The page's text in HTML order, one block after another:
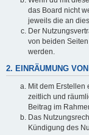
das Board nicht
jeweils die an
Der
von beiden
werden.
2. EINRÄUMUNG
Mit dem Erstellen
zeitlich und
Beitrag im
Das
Kündigung des